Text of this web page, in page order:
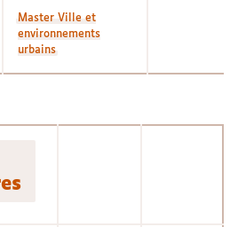
Master Ville et
environnements
urbains